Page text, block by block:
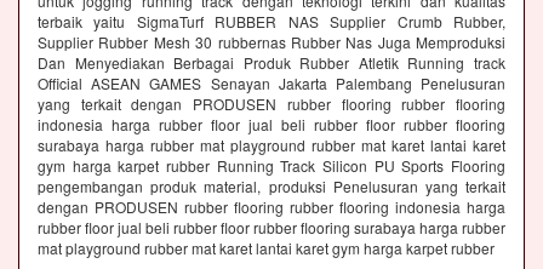
terbaik yaitu SigmaTurf RUBBER NAS Supplier Crumb Rubber,
Supplier Rubber Mesh 30 rubbernas Rubber Nas Juga Memproduksi
Dan Menyediakan Berbagai Produk Rubber Atletik Running track
Official ASEAN GAMES Senayan Jakarta Palembang Penelusuran
yang terkait dengan PRODUSEN rubber flooring rubber flooring
indonesia harga rubber floor jual beli rubber floor rubber flooring
surabaya harga rubber mat playground rubber mat karet lantai karet
gym harga karpet rubber Running Track Silicon PU Sports Flooring
pengembangan produk material, produksi Penelusuran yang terkait
dengan PRODUSEN rubber flooring rubber flooring indonesia harga
rubber floor jual beli rubber floor rubber flooring surabaya harga rubber
mat playground rubber mat karet lantai karet gym harga karpet rubber